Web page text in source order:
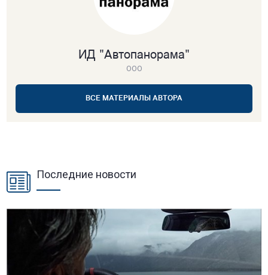
ИД "Автопанорама"
ООО
ВСЕ МАТЕРИАЛЫ АВТОРА
Последние новости